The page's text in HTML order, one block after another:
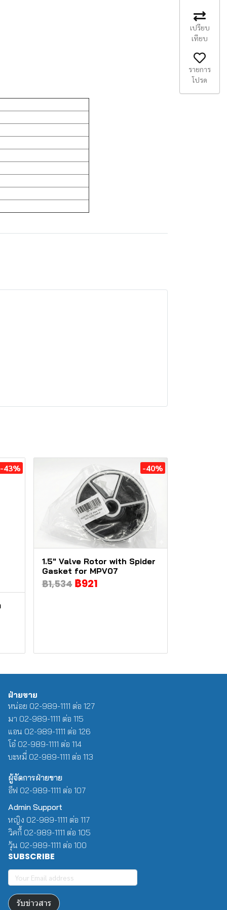
-43% -40%
1.5" Valve Rotor with Spider
Gasket for MPV07
฿1,534 ฿921
ฝ่ายขาย
หน่อย 02-989-1111 ต่อ 127
มา 02-989-1111 ต่อ 115
แอน 02-989-1111 ต่อ 126
โอ๋ 02-989-1111 ต่อ 114
บะหมี่ 02-989-1111 ต่อ 113
ผู้จัดการฝ่ายขาย
อีฟ 02-989-1111 ต่อ 107
Admin Support
หญิง 02-989-1111 ต่อ 117
วิคกี้ 02-989-1111 ต่อ 105
วุ้น 02-989-1111 ต่อ 100
SUBSCRIBE
รับข่าวสาร
เปรียบ
เทียบ
รายการ
โปรด